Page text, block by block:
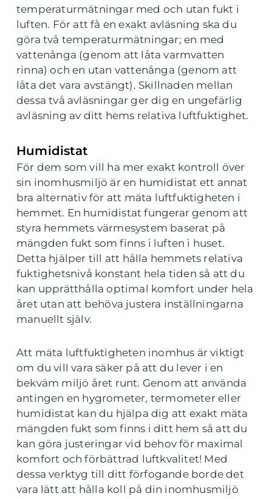
temperaturmätningar med och utan fukt i
luften. För att få en exakt avläsning ska du
göra två temperaturmätningar; en med
vattenånga (genom att låta varmvatten
rinna) och en utan vattenånga (genom att
låta det vara avstängt). Skillnaden mellan
dessa två avläsningar ger dig en ungefärlig
avläsning av ditt hems relativa luftfuktighet.
Humidistat
För dem som vill ha mer exakt kontroll över
sin inomhusmiljö är en humidistat ett annat
bra alternativ för att mäta luftfuktigheten i
hemmet. En humidistat fungerar genom att
styra hemmets värmesystem baserat på
mängden fukt som finns i luften i huset.
Detta hjälper till att hålla hemmets relativa
fuktighetsnivå konstant hela tiden så att du
kan upprätthålla optimal komfort under hela
året utan att behöva justera inställningarna
manuellt själv.
Att mäta luftfuktigheten inomhus är viktigt
om du vill vara säker på att du lever i en
bekväm miljö året runt. Genom att använda
antingen en hygrometer, termometer eller
humidistat kan du hjälpa dig att exakt mäta
mängden fukt som finns i ditt hem så att du
kan göra justeringar vid behov för maximal
komfort och förbättrad luftkvalitet! Med
dessa verktyg till ditt förfogande borde det
vara lätt att hålla koll på din inomhusmiljö